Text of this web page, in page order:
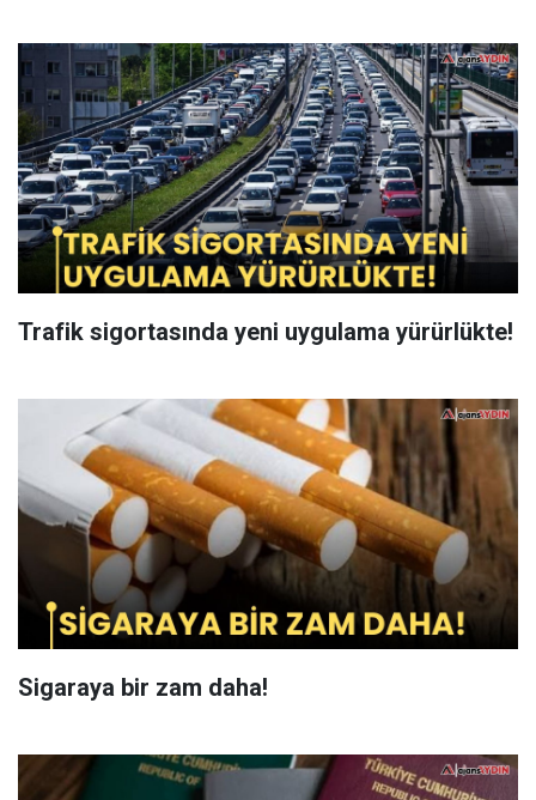
Trafik sigortasında yeni uygulama yürürlükte!
Sigaraya bir zam daha!